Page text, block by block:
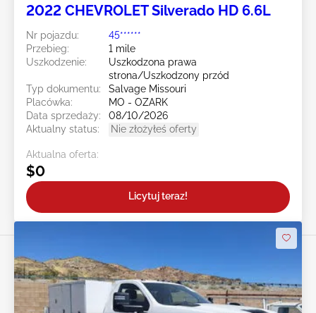
2022 CHEVROLET Silverado HD 6.6L
Nr pojazdu:
45******
Przebieg:
1 mile
Uszkodzenie:
Uszkodzona prawa
strona/Uszkodzony przód
Typ dokumentu:
Salvage Missouri
Placówka:
MO - OZARK
Data sprzedaży:
08/10/2026
Aktualny status:
Nie złożyłeś oferty
Aktualna oferta:
$0
Licytuj teraz!